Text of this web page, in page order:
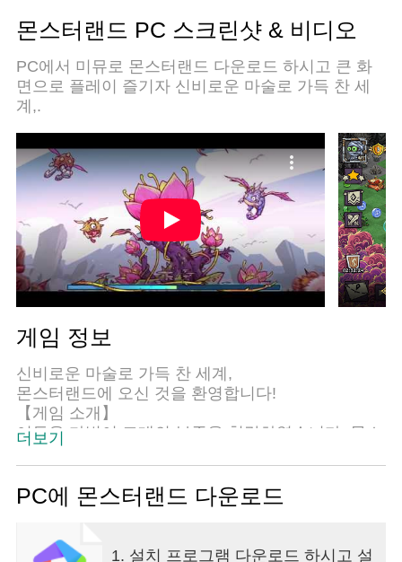
컴퓨터에서 다운로드 하시고 몬스터랜드 설치하세
요. 배터리 걱정, 발열 걱정 필요없이 마음껏 즐길수
있습니다; 미뮤 멀티로 무장하여 모바일 게임을 한
층 더 재미있게 플레이할 수 있습니다!
몬스터랜드 PC 스크린샷 & 비디오
PC에서 미뮤로 몬스터랜드 다운로드 하시고 큰 화
면으로 플레이 즐기자 신비로운 마술로 가득 찬 세
계,.
게임 정보
신비로운 마술로 가득 찬 세계,
몬스터랜드에 오신 것을 환영합니다!
【게임 소개】
어두운 마법이 고대의 부족을 침략하였습니다. 몬스
합니다. 당신만의 공격, 수비 라인업을 구성하고 성
스러운 볼을 채집하여 이 대륙을 되찾아야 합니다.
는 유일한 존재입니다!
더보기
PC에 몬스터랜드 다운로드
1. 설치 프로그램 다운로드 하시고 설